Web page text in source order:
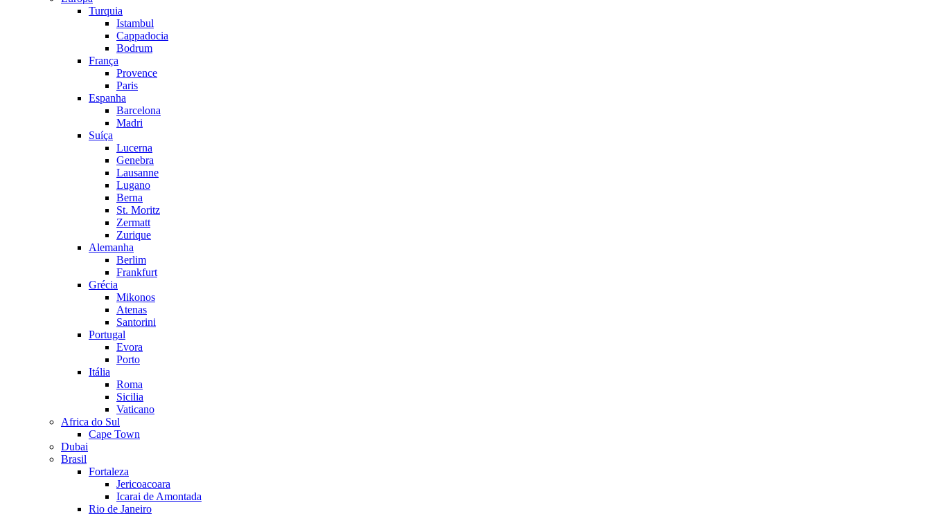
Turquia
Istambul
Cappadocia
Bodrum
França
Provence
Paris
Espanha
Barcelona
Madri
Suíça
Lucerna
Genebra
Lausanne
Lugano
Berna
St. Moritz
Zermatt
Zurique
Alemanha
Berlim
Frankfurt
Grécia
Mikonos
Atenas
Santorini
Portugal
Evora
Porto
Itália
Roma
Sicilia
Vaticano
Africa do Sul
Cape Town
Dubai
Brasil
Fortaleza
Jericoacoara
Icarai de Amontada
Rio de Janeiro